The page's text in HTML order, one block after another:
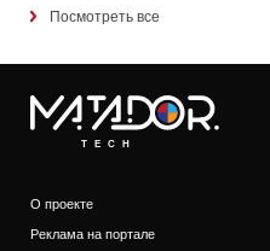
Посмотреть все
TECH
О проекте
Реклама на портале